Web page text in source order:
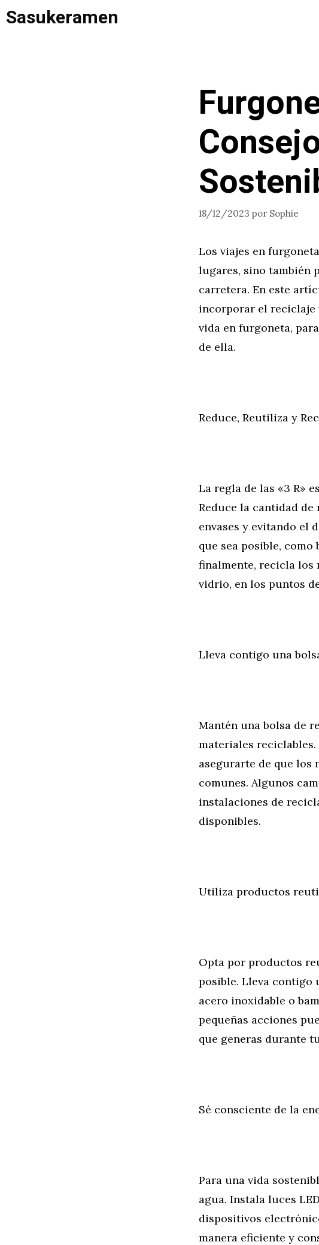
Saltar
Sasukeramen
18/12/2023 por Sophie
Los viajes en
lugares, sino también
carretera. En este
incorporar el reciclaje
vida en furgoneta,
de ella.
Reduce, Reutiliza y
La regla de las «3 R»
Reduce la cantidad
envases y evitando el
que sea posible, como
finalmente, recicla los
vidrio, en los puntos
Lleva contigo una
Mantén una bolsa de
materiales
asegurarte de que los
comunes. Algunos
instalaciones de
disponibles.
Utiliza productos
Opta por productos
posible. Lleva contigo
acero inoxidable o
pequeñas acciones
que generas durante
Sé consciente de la
Para una vida
agua. Instala luces
dispositivos
manera eficiente y